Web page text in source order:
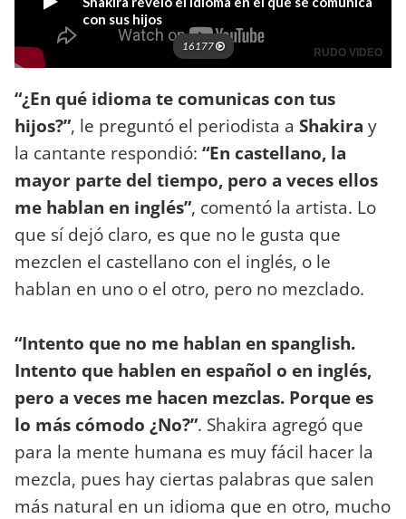
“¿En qué idioma te comunicas con tus
hijos?”, le preguntó el periodista a Shakira y
la cantante respondió: “En castellano, la
mayor parte del tiempo, pero a veces ellos
me hablan en inglés”, comentó la artista. Lo
que sí dejó claro, es que no le gusta que
mezclen el castellano con el inglés, o le
hablan en uno o el otro, pero no mezclado.
“Intento que no me hablan en spanglish.
Intento que hablen en español o en inglés,
pero a veces me hacen mezclas. Porque es
lo más cómodo ¿No?”. Shakira agregó que
para la mente humana es muy fácil hacer la
mezcla, pues hay ciertas palabras que salen
más natural en un idioma que en otro, mucho